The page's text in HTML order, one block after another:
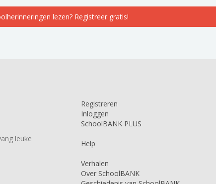
lezen? Registreer gratis!
leuke
Registreren
Inloggen
SchoolBANK PLUS
Help
Verhalen
Over SchoolBANK